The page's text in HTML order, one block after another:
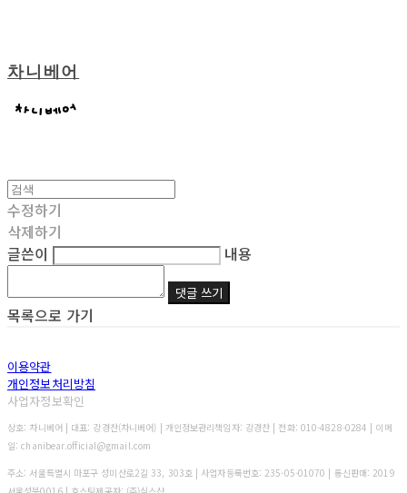
차니베어
수정하기
삭제하기
글쓴이
내용
댓글 쓰기
목록으로 가기
이용약관
개인정보처리방침
사업자정보확인
상호: 차니베어 | 대표: 강경찬(차니베어) | 개인정보관리책임자: 강경찬 | 전화: 010-4828-0284 | 이메
일: chanibear.official@gmail.com
주소: 서울특별시 마포구 성미산로2길 33, 303호 | 사업자등록번호:235-05-01070 | 통신판매:2019